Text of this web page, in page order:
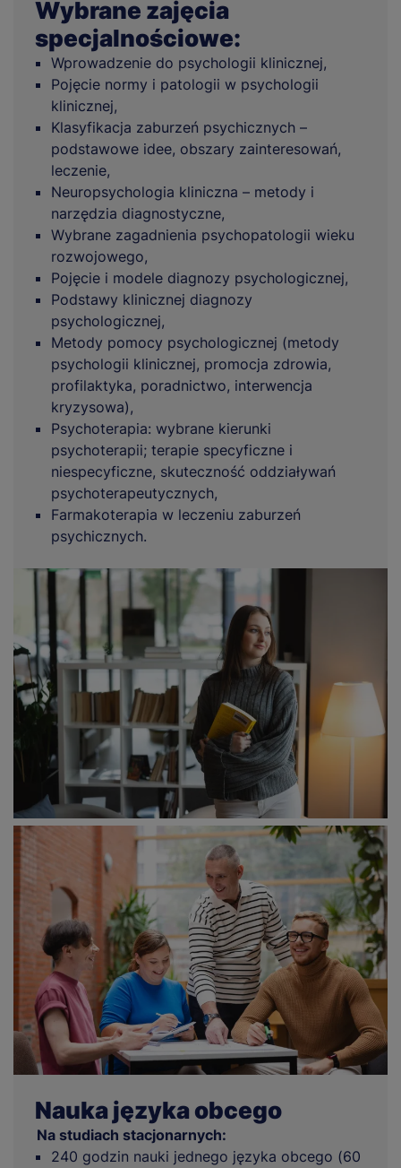
Wybrane zajęcia
specjalnościowe:
Wprowadzenie do psychologii klinicznej,
Pojęcie normy i patologii w psychologii
klinicznej,
Klasyfikacja zaburzeń psychicznych –
podstawowe idee, obszary zainteresowań,
leczenie,
Neuropsychologia kliniczna – metody i
narzędzia diagnostyczne,
Wybrane zagadnienia psychopatologii wieku
rozwojowego,
Pojęcie i modele diagnozy psychologicznej,
Podstawy klinicznej diagnozy
psychologicznej,
Metody pomocy psychologicznej (metody
psychologii klinicznej, promocja zdrowia,
profilaktyka, poradnictwo, interwencja
kryzysowa),
Psychoterapia: wybrane kierunki
psychoterapii; terapie specyficzne i
niespecyficzne, skuteczność oddziaływań
psychoterapeutycznych,
Farmakoterapia w leczeniu zaburzeń
psychicznych.
Nauka języka obcego
Na studiach stacjonarnych:
240 godzin nauki jednego języka obcego (60